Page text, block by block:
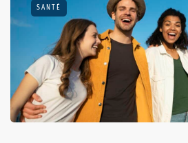
SANTÉ